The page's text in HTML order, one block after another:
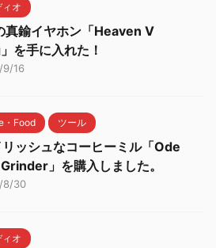
ィオ
真鍮イヤホン「Heaven V
を手に入れた！
9/16
・Food ツール
ッシュなコーヒーミル「Ode
」を購入しました。
8/30
ィオ